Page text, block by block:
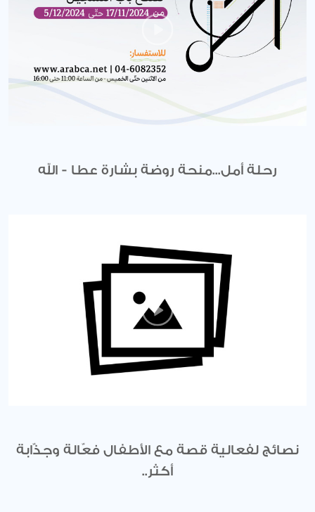
رحلة أمل...منحة روضة بشارة عطا - الله
نصائج لفعالية قصة مع الأطفال فعّالة وجذّابة
أكثر..